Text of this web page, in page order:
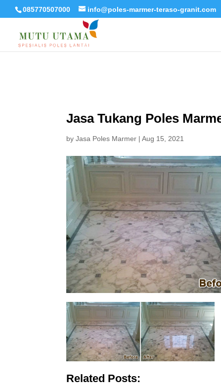
085770507000 info@poles-marmer-teraso-granit.com
Jasa Tukang Poles
byJasa Poles Marmer |Aug 15, 2021
Related Posts: